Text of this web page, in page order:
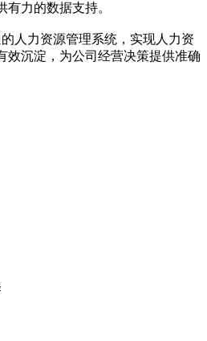
有力的数据支持。
人力资源管理系统，实现人力资
效沉淀，为公司经营决策提供准确